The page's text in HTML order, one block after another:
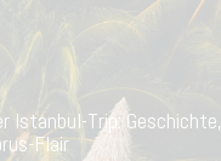
Istanbul-Trip: Geschichte,
Flair